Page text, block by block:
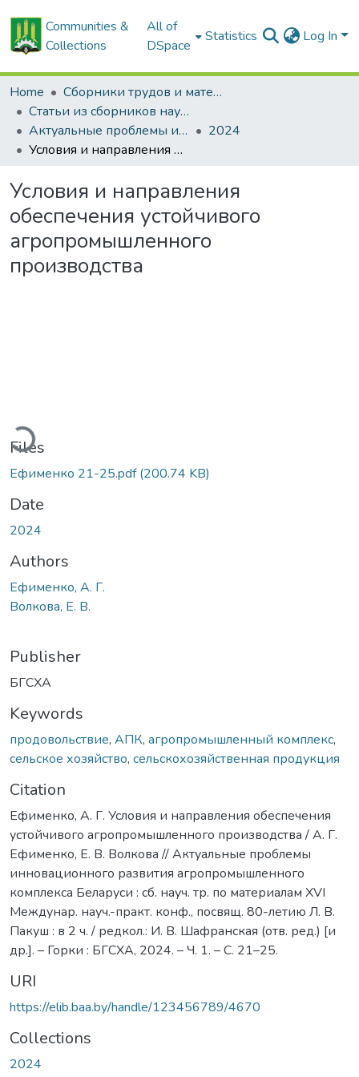
Communities &
Collections
All of
DSpace
Statistics Log In
Home
Сборники трудов и материалов конференций
Статьи из сборников научных трудов
Актуальные проблемы инновационного развития агропромышленного комплекса Беларуси
2024
Условия и направления обеспечения устойчивого агропромышленного производства
Условия и направления
обеспечения устойчивого
агропромышленного
производства
Files
Ефименко 21-25.pdf(200.74 KB)
Date
2024
Authors
Ефименко, А. Г.
Волкова, Е. В.
Publisher
БГСХА
Keywords
продовольствие, АПК, агропромышленный комплекс,
сельское хозяйство, сельскохозяйственная продукция
Citation
Ефименко, А. Г. Условия и направления обеспечения
устойчивого агропромышленного производства / А. Г.
Ефименко, Е. В. Волкова // Актуальные проблемы
инновационного развития агропромышленного
комплекса Беларуси : сб. науч. тр. по материалам XVI
Междунар. науч.-практ. конф., посвящ. 80-летию Л. В.
Пакуш : в 2 ч. / редкол.: И. В. Шафранская (отв. ред.) [и
др.]. – Горки : БГСХА, 2024. – Ч. 1. – С. 21–25.
URI
https://elib.baa.by/handle/123456789/4670
Collections
2024